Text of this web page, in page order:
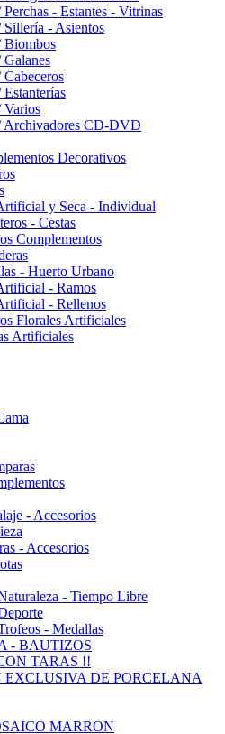
- Estantes - Vitrinas
- Asientos
Biombos
Archivadores CD-DVD
Decorativos
y Seca - Individual
- Cestas
Complementos
- Huerto Urbano
- Ramos
- Rellenos
Florales Artificiales
Artificiales
- Accesorios
- Accesorios
- Tiempo Libre
- Medallas
- BAUTIZOS
TARAS !!
DE PORCELANA
MARRON